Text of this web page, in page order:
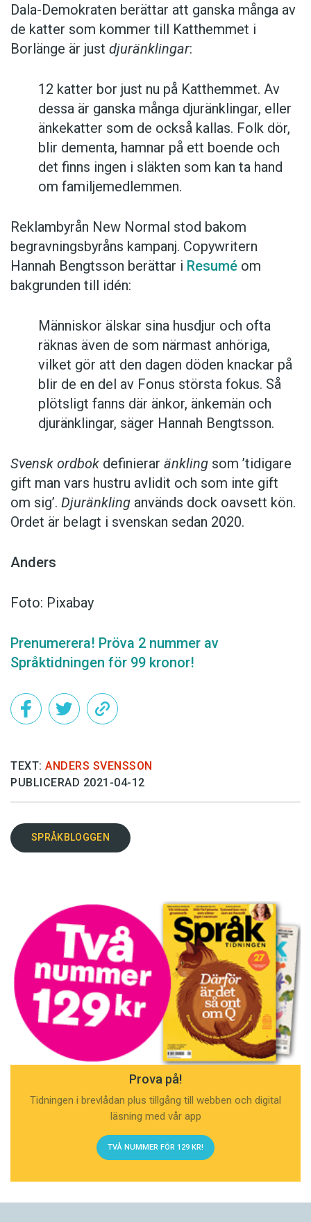
Dala-Demokraten berättar att ganska många av
de katter som kommer till Katthemmet i
Borlänge är just djuränklingar:
12 katter bor just nu på Katthemmet. Av
dessa är ganska många djuränklingar, eller
änkekatter som de också kallas. Folk dör,
blir dementa, hamnar på ett boende och
det finns ingen i släkten som kan ta hand
om familjemedlemmen.
Reklambyrån New Normal stod bakom
begravningsbyråns kampanj. Copywritern
Hannah Bengtsson berättar i Resumé om
bakgrunden till idén:
Människor älskar sina husdjur och ofta
räknas även de som närmast anhöriga,
vilket gör att den dagen döden knackar på
blir de en del av Fonus största fokus. Så
plötsligt fanns där änkor, änkemän och
djuränklingar, säger Hannah Bengtsson.
Svensk ordbok definierar änkling som ’tidigare
gift man vars hustru av­lidit och som inte gift
om sig’. Djuränkling används dock oavsett kön.
Ordet är belagt i svenskan sedan 2020.
Anders
Foto: Pixabay
Prenumerera! Pröva 2 nummer av
Språktidningen för 99 kronor!
TEXT: ANDERS SVENSSON
PUBLICERAD 2021-04-12
SPRÅKBLOGGEN
Prova på!
Tidningen i brevlådan plus tillgång till webben och digital
läsning med vår app
TVÅ NUMMER FÖR 129 KR!